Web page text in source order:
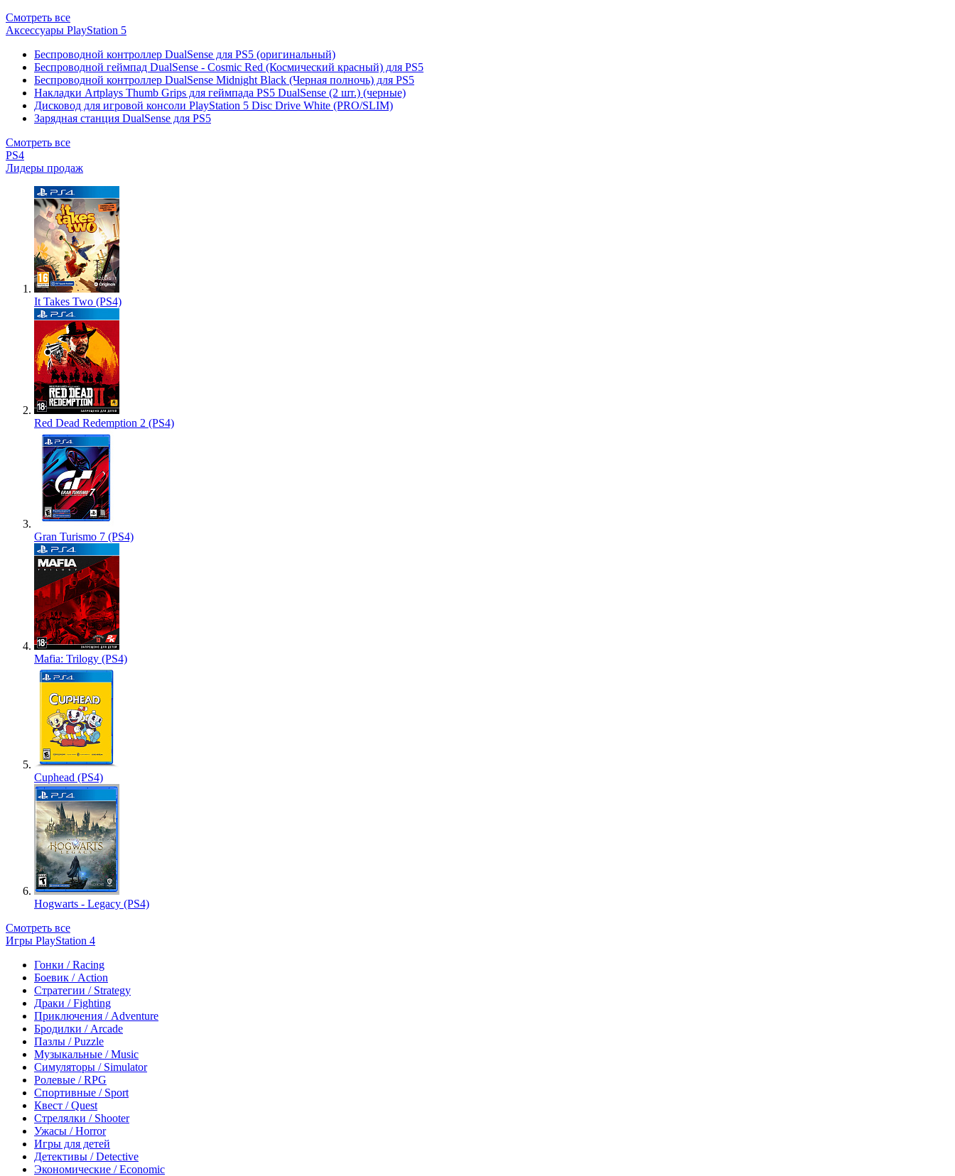
Смотреть все
Аксессуары PlayStation 5
Беспроводной контроллер DualSense для PS5 (оригинальный)
Беспроводной геймпад DualSense - Cosmic Red (Космический красный) для PS5
Беспроводной контроллер DualSense Midnight Black (Черная полночь) для PS5
Накладки Artplays Thumb Grips для геймпада PS5 DualSense (2 шт.) (черные)
Дисковод для игровой консоли PlayStation 5 Disc Drive White (PRO/SLIM)
Зарядная станция DualSense для PS5
Смотреть все
PS4
Лидеры продаж
It Takes Two (PS4)
Red Dead Redemption 2 (PS4)
Gran Turismo 7 (PS4)
Mafia: Trilogy (PS4)
Cuphead (PS4)
Hogwarts - Legacy (PS4)
Смотреть все
Игры PlayStation 4
Гонки / Racing
Боевик / Action
Стратегии / Strategy
Драки / Fighting
Приключения / Adventure
Бродилки / Arcade
Пазлы / Puzzle
Музыкальные / Music
Симуляторы / Simulator
Ролевые / RPG
Спортивные / Sport
Квест / Quest
Стрелялки / Shooter
Ужасы / Horror
Игры для детей
Детективы / Detective
Экономические / Economic